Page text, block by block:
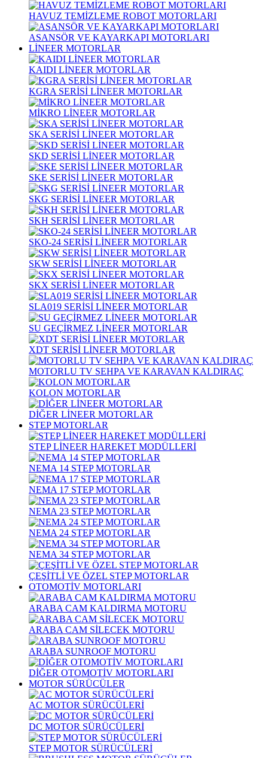
HAVUZ TEMİZLEME ROBOT MOTORLARI
ASANSÖR VE KAYARKAPI MOTORLARI
LİNEER MOTORLAR
KAIDI LİNEER MOTORLAR
KGRA SERİSİ LİNEER MOTORLAR
MİKRO LİNEER MOTORLAR
SKA SERİSİ LİNEER MOTORLAR
SKD SERİSİ LİNEER MOTORLAR
SKE SERİSİ LİNEER MOTORLAR
SKG SERİSİ LİNEER MOTORLAR
SKH SERİSİ LİNEER MOTORLAR
SKO-24 SERİSİ LİNEER MOTORLAR
SKW SERİSİ LİNEER MOTORLAR
SKX SERİSİ LİNEER MOTORLAR
SLA019 SERİSİ LİNEER MOTORLAR
SU GEÇİRMEZ LİNEER MOTORLAR
XDT SERİSİ LİNEER MOTORLAR
MOTORLU TV SEHPA VE KARAVAN KALDIRAÇ
KOLON MOTORLAR
DİĞER LİNEER MOTORLAR
STEP MOTORLAR
STEP LİNEER HAREKET MODÜLLERİ
NEMA 14 STEP MOTORLAR
NEMA 17 STEP MOTORLAR
NEMA 23 STEP MOTORLAR
NEMA 24 STEP MOTORLAR
NEMA 34 STEP MOTORLAR
ÇEŞİTLİ VE ÖZEL STEP MOTORLAR
OTOMOTİV MOTORLARI
ARABA CAM KALDIRMA MOTORU
ARABA CAM SİLECEK MOTORU
ARABA SUNROOF MOTORU
DİĞER OTOMOTİV MOTORLARI
MOTOR SÜRÜCÜLER
AC MOTOR SÜRÜCÜLERİ
DC MOTOR SÜRÜCÜLERİ
STEP MOTOR SÜRÜCÜLERİ